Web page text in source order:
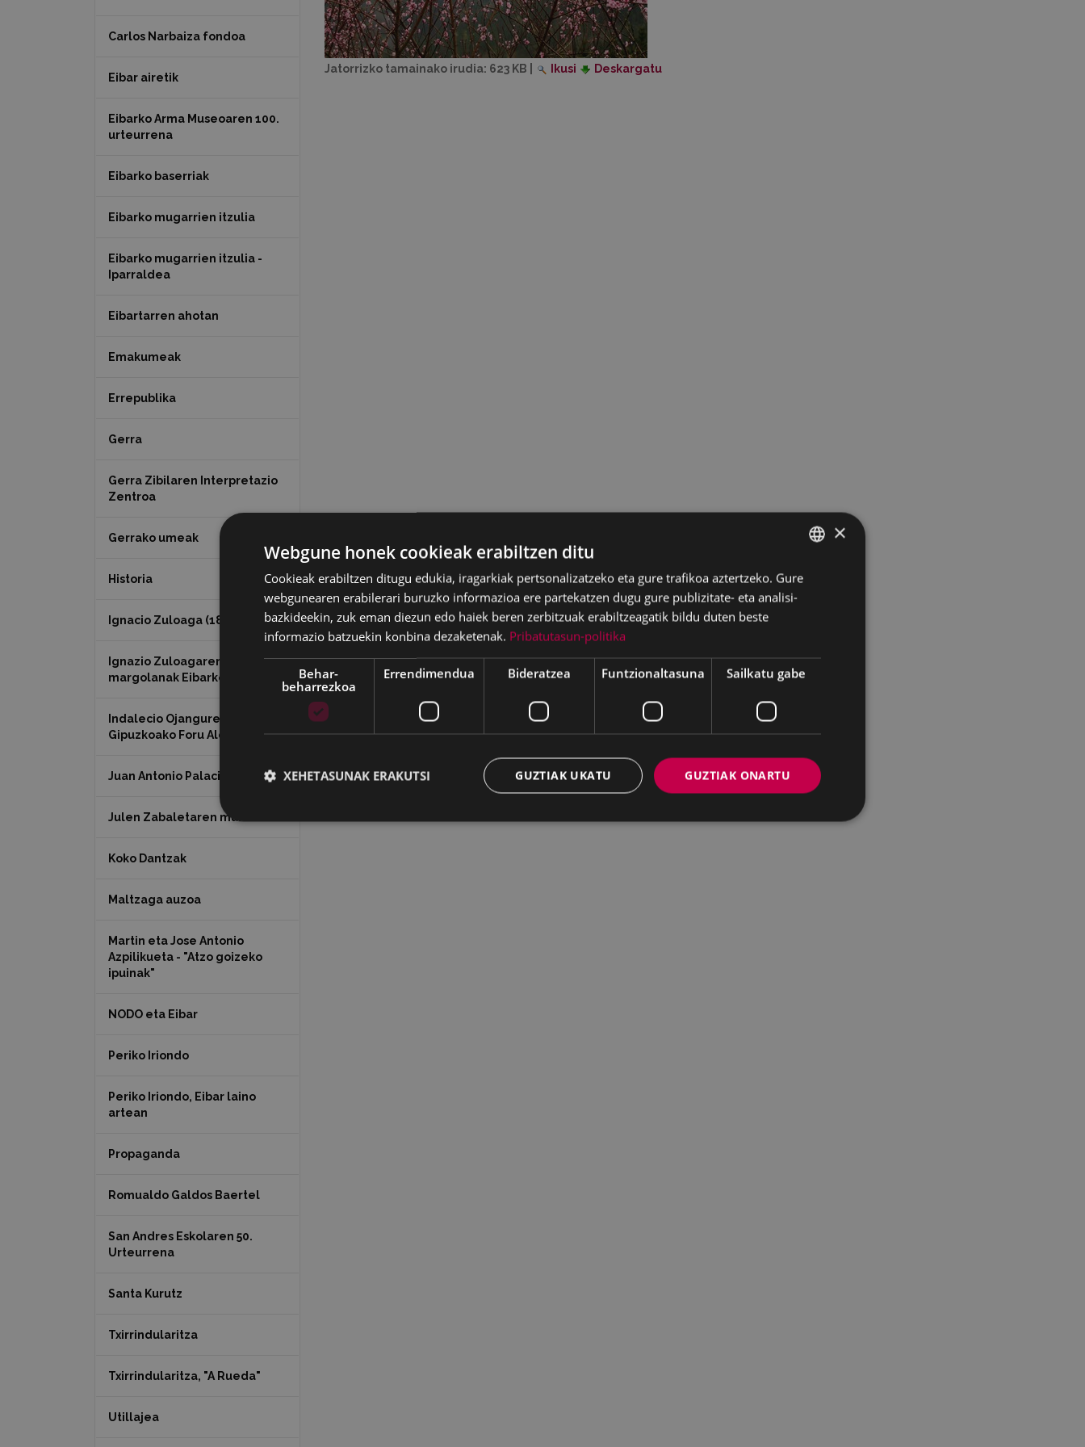
Jatorrizko tamainako irudia: 623 KB Ikusi Deskargatu
Carlos Narbaiza fondoa
Eibar airetik
Eibarko Arma Museoaren 100.
urteurrena
Eibarko baserriak
Eibarko mugarrien itzulia
Eibarko mugarrien itzulia -
Iparraldea
Eibartarren ahotan
Emakumeak
Errepublika
Gerra
Gerra Zibilaren Interpretazio
Zentroa
Gerrako umeak
Historia
Ignacio Zuloaga (1870-2020)
Ignazio Zuloagaren
margolanak Eibarko dendetan
Indalecio Ojanguren,
Gipuzkoako Foru Aldundia
Juan Antonio Palacios HARRIA
Julen Zabaletaren marrazkiak
Koko Dantzak
Maltzaga auzoa
Martin eta Jose Antonio
Azpilikueta - "Atzo goizeko
ipuinak"
NODO eta Eibar
Periko Iriondo
Periko Iriondo, Eibar laino
artean
Propaganda
Romualdo Galdos Baertel
San Andres Eskolaren 50.
Urteurrena
Santa Kurutz
Txirrindularitza
Txirrindularitza, "A Rueda"
Utillajea
BASQUE
SPANISH
×
Webgune honek cookieak erabiltzen ditu
Cookieak erabiltzen ditugu edukia, iragarkiak pertsonalizatzeko eta gure trafikoa aztertzeko. Gure
webgunearen erabilerari buruzko informazioa ere partekatzen dugu gure publizitate- eta analisi-
bazkideekin, zuk eman diezun edo haiek beren zerbitzuak erabiltzeagatik bildu duten beste
informazio batzuekin konbina dezaketenak. Pribatutasun-politika
Behar-
beharrezkoa
Errendimendua Bideratzea Funtzionaltasuna Sailkatu gabe
GUZTIAK ONARTU
GUZTIAK UKATU
XEHETASUNAK ERAKUTSI